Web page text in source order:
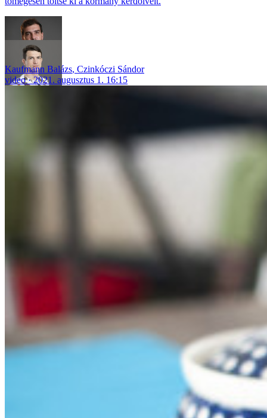
Kaufmann Balázs, Czinkóczi Sándor
video
2021. augusztus 1. 16:15